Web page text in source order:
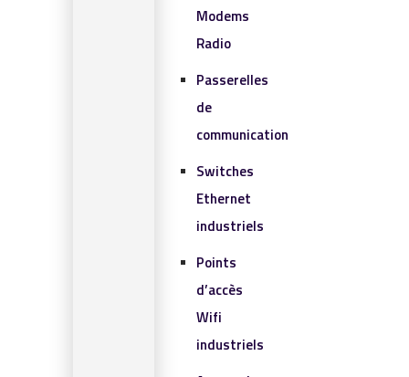
Modems
Radio
Passerelles
de
communication
Switches
Ethernet
industriels
Points
d’accès
Wifi
industriels